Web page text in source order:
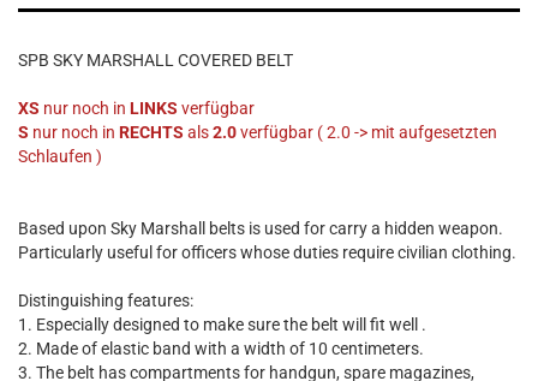
SPB SKY MARSHALL COVERED BELT
XS nur noch in LINKS verfügbar
S nur noch in RECHTS als2.0verfügbar ( 2.0 -> mit aufgesetzten
Schlaufen )
Based upon Sky Marshall belts is used for carry a hidden weapon.
Particularly useful for officers whose duties require civilian clothing.
Distinguishing features:
1. Especially designed to make sure the belt will fit well .
2. Made of elastic band with a width of 10 centimeters.
3. The belt has compartments for handgun, spare magazines,